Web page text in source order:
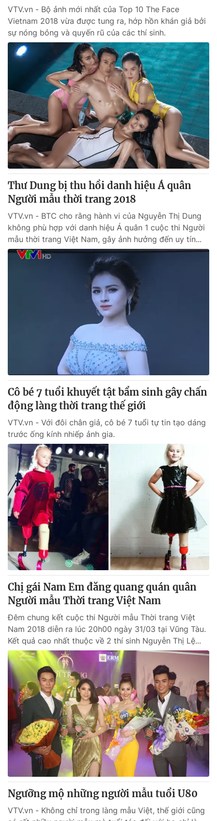
Nguyễn Trọng Ninh
Tổng đài VTV:024.38 355 931 - 024.38 355 932
Ðiện thoại Thời báo VTV:024.66 897 897
Email:toasoan@vtv.vn
Liên hệ quảng cáo:
024-7300.7108
® Cấm sao chép dưới mọi hình thức nếu không có sự chấp
thuận bằng văn bản. Ghi rõ nguồn VTV.vn khi phát hành lại
thông tin từ website này.
VTV.vn - Bộ ảnh mới nhất của Top 10 The Face
Vietnam 2018 vừa được tung ra, hớp hồn khán giả bởi
sự nóng bỏng và quyến rũ của các thí sinh.
Thư Dung bị thu hồi danh hiệu Á quân
Người mẫu thời trang 2018
VTV.vn - BTC cho rằng hành vi của Nguyễn Thị Dung
không phù hợp với danh hiệu Á quân 1 cuộc thi Người
mẫu thời trang Việt Nam, gây ảnh hưởng đến uy tín...
Cô bé 7 tuổi khuyết tật bẩm sinh gây chấn
động làng thời trang thế giới
VTV.vn - Với đôi chân giả, cô bé 7 tuổi tự tin tạo dáng
trước ống kính nhiếp ảnh gia.
Chị gái Nam Em đăng quang quán quân
Người mẫu Thời trang Việt Nam
Đêm chung kết cuộc thi Người mẫu Thời trang Việt
Nam 2018 diễn ra lúc 20h00 ngày 31/03 tại Vũng Tàu.
Kết quả cao nhất thuộc về 2 thí sinh Nguyễn Thị Lệ...
Ngưỡng mộ những người mẫu tuổi U80
VTV.vn - Không chỉ trong làng mẫu Việt, thế giới cũng